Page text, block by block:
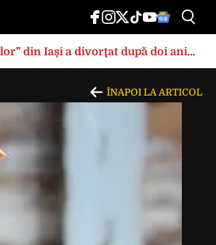
din Iași a divorţat după doi ani
ÎNAPOI LA ARTICOL